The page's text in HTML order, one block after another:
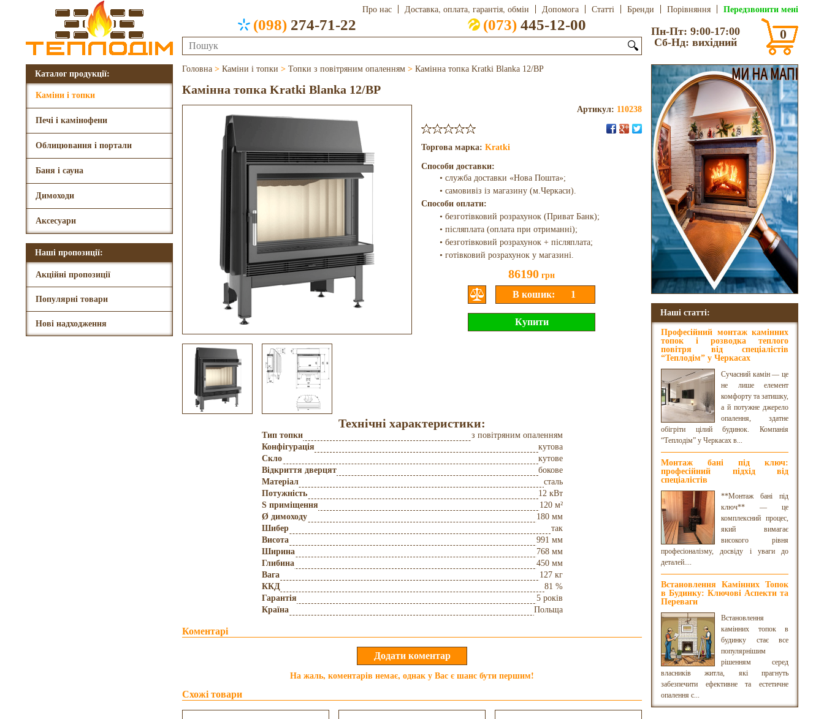
Про нас Доставка, оплата, гарантія, обмін Допомога Статті Бренди Порівняння Передзвонити мені
(098) 274-71-22 (073) 445-12-00
🔍
Пн-Пт: 9:00-17:00
Сб-Нд: вихідний
0
Каталог продукції:
Каміни і топки
Печі і камінофени
Облицювання і портали
Баня і сауна
Димоходи
Аксесуари
Наші пропозиції:
Акційні пропозиції
Популярні товари
Нові надходження
Наші статті:
Професійний монтаж камінних
топок і розводка теплого
повітря від спеціалістів
“Теплодім” у Черкасах
Сучасний камін — це
не лише елемент
комфорту та затишку,
а й потужне джерело
опалення, здатне
обігріти цілий будинок. Компанія
“Теплодім” у Черкасах в...
Монтаж бані під ключ:
професійний підхід від
спеціалістів
**Монтаж бані під
ключ** — це
комплексний процес,
який вимагає
високого рівня
професіоналізму, досвіду і уваги до
деталей....
Встановлення Камінних Топок
в Будинку: Ключові Аспекти та
Переваги
Встановлення
камінних топок в
будинку стає все
популярнішим
рішенням серед
власників житла, які прагнуть
забезпечити ефективне та естетичне
опалення с...
Головна > Каміни і топки > Топки з повітряним опаленням > Камінна топка Kratki Blanka 12/BP
Камінна топка Kratki Blanka 12/BP
Артикул: 110238
Торгова марка: Kratki
Способи доставки:
• служба доставки «Нова Пошта»;
• самовивіз із магазину (м.Черкаси).
Способи оплати:
• безготівковий розрахунок (Приват Банк);
• післяплата (оплата при отриманні);
• безготівковий розрахунок + післяплата;
• готівковий розрахунок у магазині.
86190 грн
Технічні характеристики:
Тип топки
з повітряним опаленням
Конфігурація
кутова
Скло
кутове
Відкриття дверцят
бокове
Матеріал
сталь
Потужність
12 кВт
S приміщення
120 м²
Ø димоходу
180 мм
Шибер
так
Висота
991 мм
Ширина
768 мм
Глибина
450 мм
Вага
127 кг
ККД
81 %
Гарантія
5 років
Країна
Польща
Коментарі
На жаль, коментарів немає, однак у Вас є шанс бути першим!
Схожі товари